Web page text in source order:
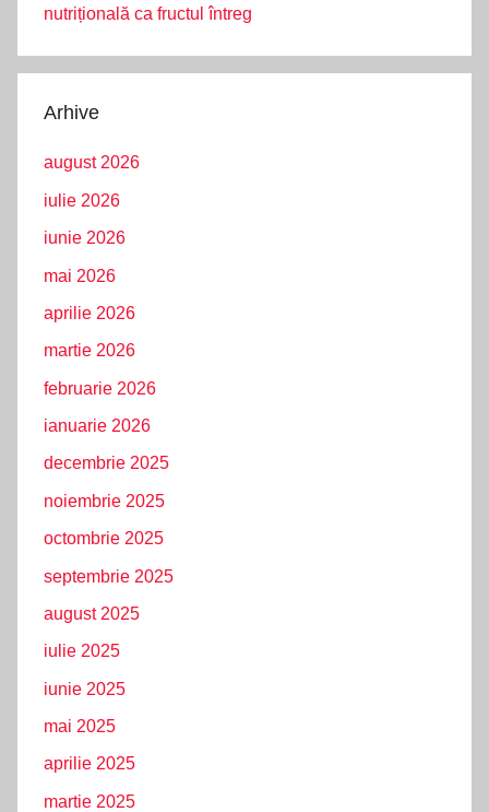
nutrițională ca fructul întreg
Arhive
august 2026
iulie 2026
iunie 2026
mai 2026
aprilie 2026
martie 2026
februarie 2026
ianuarie 2026
decembrie 2025
noiembrie 2025
octombrie 2025
septembrie 2025
august 2025
iulie 2025
iunie 2025
mai 2025
aprilie 2025
martie 2025